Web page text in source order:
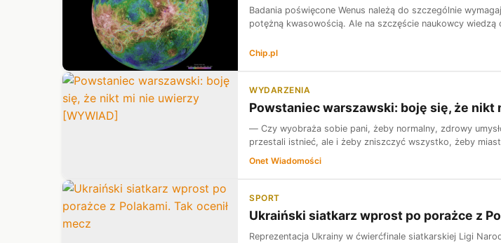
Badania poświęcone Wenus należą do szczególnie
potężną kwasowością. Ale na szczęście naukowcy
Chip.pl
WYDARZENIA
Powstaniec warszawski: boję się, że nikt
— Czy wyobraża sobie pani, żeby normalny, zdrowy
przestali istnieć, ale i żeby zniszczyć wszystko, żeby
Onet Wiadomości
SPORT
Ukraiński siatkarz wprost po porażce z
Reprezentacja Ukrainy w ćwierćfinale siatkarskiej Ligi